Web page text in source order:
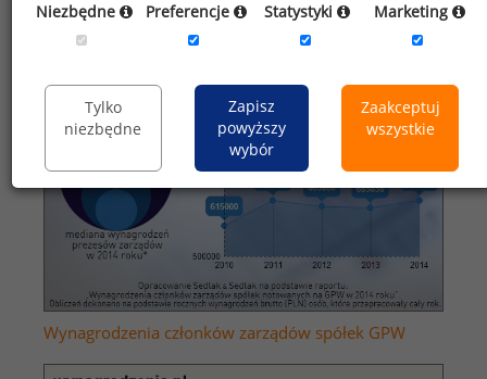
Wynagrodzenia członków zarządów spółek GPW
Niezbędne Preferencje Statystyki Marketing
Tylko
niezbędne
Zapisz
powyższy
wybór
Zaakceptuj
wszystkie